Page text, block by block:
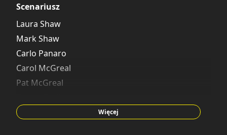
Scenariusz
Laura Shaw
Mark Shaw
Carlo Panaro
Carol McGreal
Pat McGreal
Antonella Pandini
Więcej